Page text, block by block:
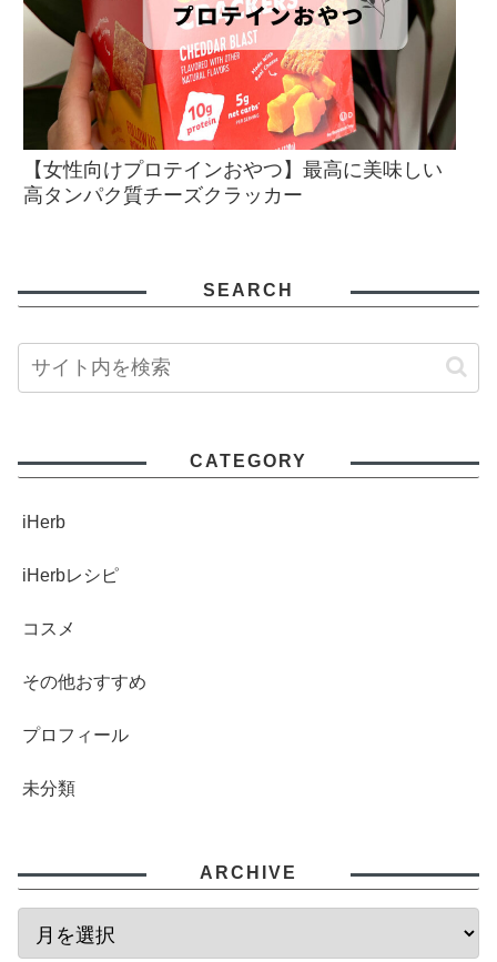
【女性向けプロテインおやつ】最高に美味しい
高タンパク質チーズクラッカー
SEARCH
CATEGORY
iHerb
iHerbレシピ
コスメ
その他おすすめ
プロフィール
未分類
ARCHIVE